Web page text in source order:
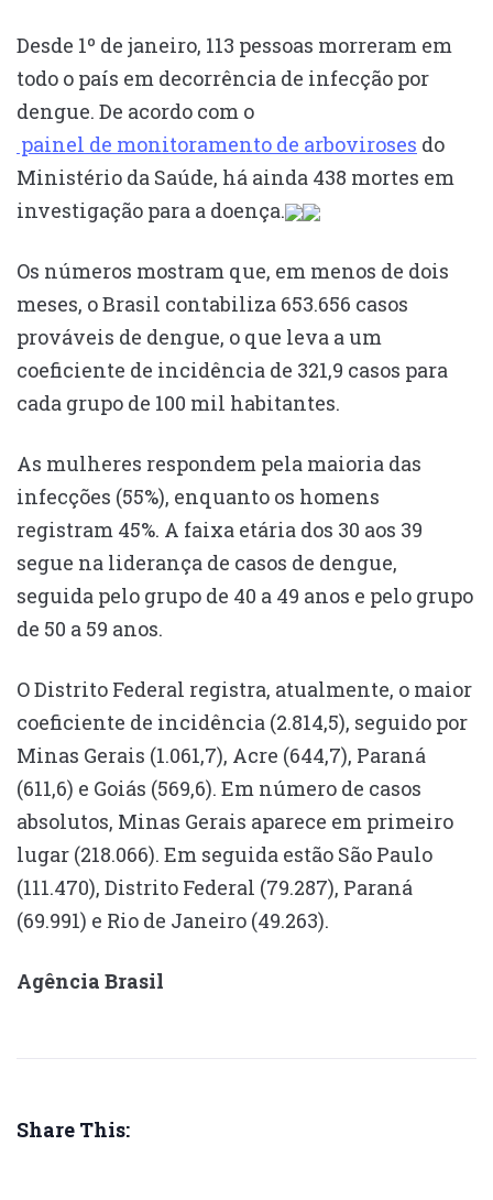
Desde 1º de janeiro, 113 pessoas morreram em
todo o país em decorrência de infecção por
dengue. De acordo com o
painel de monitoramento de arboviroses do
Ministério da Saúde, há ainda 438 mortes em
investigação para a doença.
Os números mostram que, em menos de dois
meses, o Brasil contabiliza 653.656 casos
prováveis de dengue, o que leva a um
coeficiente de incidência de 321,9 casos para
cada grupo de 100 mil habitantes.
As mulheres respondem pela maioria das
infecções (55%), enquanto os homens
registram 45%. A faixa etária dos 30 aos 39
segue na liderança de casos de dengue,
seguida pelo grupo de 40 a 49 anos e pelo grupo
de 50 a 59 anos.
O Distrito Federal registra, atualmente, o maior
coeficiente de incidência (2.814,5), seguido por
Minas Gerais (1.061,7), Acre (644,7), Paraná
(611,6) e Goiás (569,6). Em número de casos
absolutos, Minas Gerais aparece em primeiro
lugar (218.066). Em seguida estão São Paulo
(111.470), Distrito Federal (79.287), Paraná
(69.991) e Rio de Janeiro (49.263).
Agência Brasil
Share This: